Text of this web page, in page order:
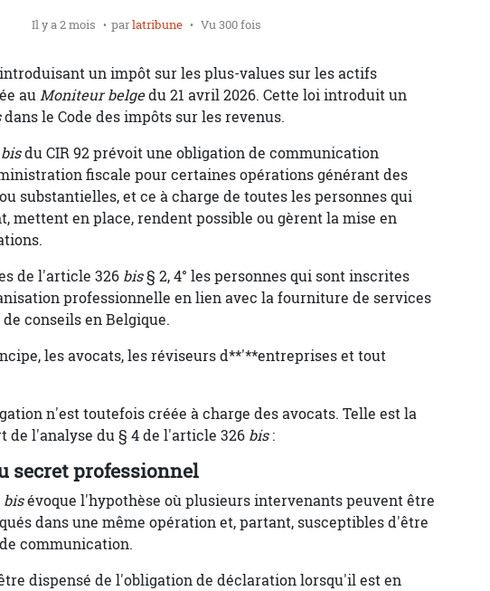
Il y a 2 mois parlatribune Vu 300 fois
un impôt sur les plus-values sur les actifs
auMoniteur belgedu 21 avril 2026. Cette loi introduit un
dans le Code des impôts sur les revenus.
bisdu CIR 92 prévoit une obligation de communication
fiscale pour certaines opérations générant des
substantielles, et ce à charge de toutes les personnes qui
mettent en place, rendent possible ou gèrent la mise en
de l'article 326 bis§ 2, 4° les personnes qui sont inscrites
professionnelle en lien avec la fourniture de services
conseils en Belgique.
les avocats, les réviseurs d**'**entreprises et tout
n'est toutefois créée à charge des avocats. Telle est la
de l'analyse du § 4 de l'article 326 bis:
secret professionnel
bisévoque l'hypothèse où plusieurs intervenants peuvent être
dans une même opération et, partant, susceptibles d'être
communication.
dispensé de l'obligation de déclaration lorsqu'il est en